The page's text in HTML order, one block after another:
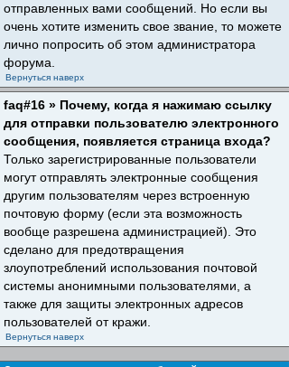
отправленных вами сообщений. Но если вы
очень хотите изменить свое звание, то можете
лично попросить об этом администратора
форума.
Вернуться наверх
faq#16 » Почему, когда я нажимаю ссылку
для отправки пользователю электронного
сообщения, появляется страница входа?
Только зарегистрированные пользователи
могут отправлять электронные сообщения
другим пользователям через встроенную
почтовую форму (если эта возможность
вообще разрешена администрацией). Это
сделано для предотвращения
злоупотреблений использования почтовой
системы анонимными пользователями, а
также для защиты электронных адресов
пользователей от кражи.
Вернуться наверх